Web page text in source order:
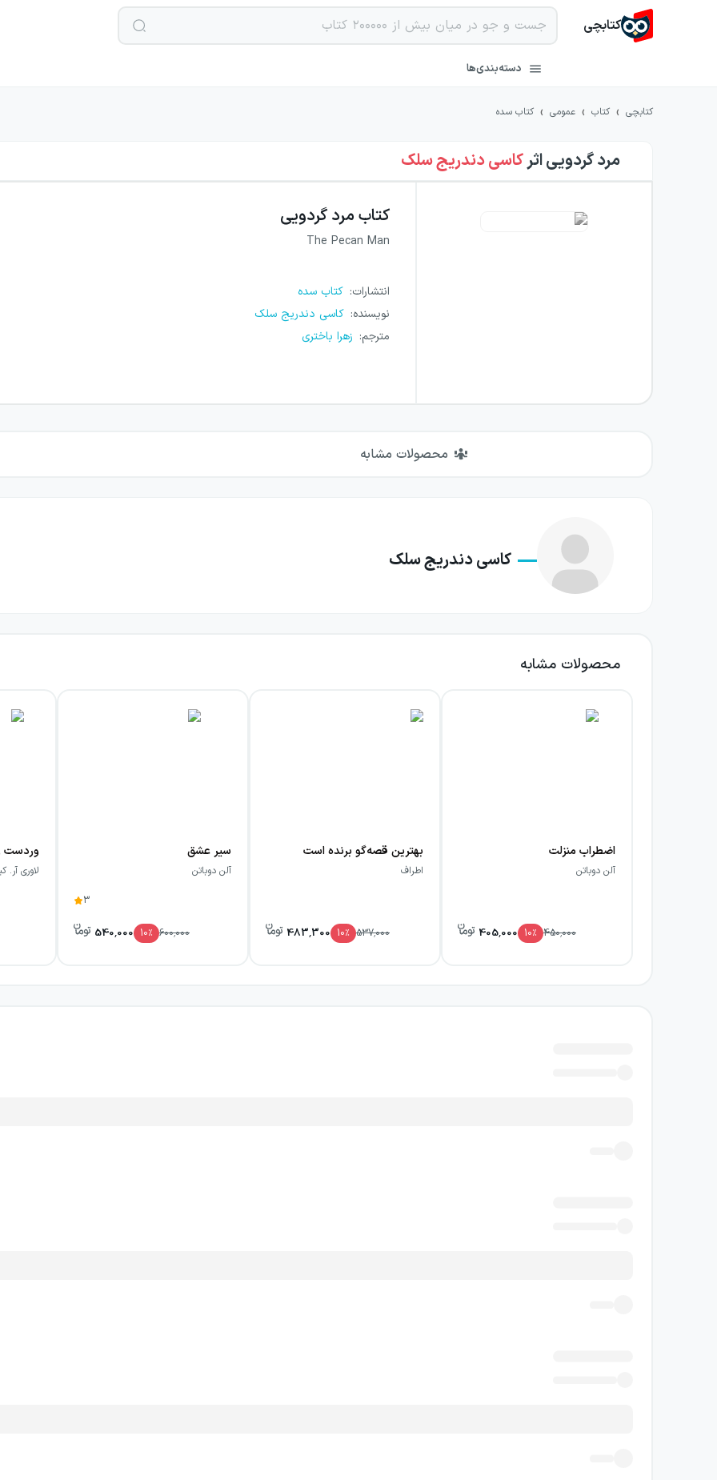
کتابچی
دسته‌بندی‌ها
کتابچی › کتاب › عمومی › کتاب سده
مرد گردوییاثرکاسی دندریج سلک
کتاب مرد گردویی
The Pecan Man
انتشارات: کتاب سده
نویسنده: کاسی دندریج سلک
مترجم: زهرا باختری
محصولات مشابه
کاسی دندریج سلک
محصولات مشابه
اضطراب منزلت
آلن دوباتن
450,000
10٪ 405,000
بهترین قصه‌گو برنده است
اطراف
537,000
10٪ 483,300
سیر عشق
آلن دوباتن
3
600,000
10٪ 540,000
وردست
لاوری آر.